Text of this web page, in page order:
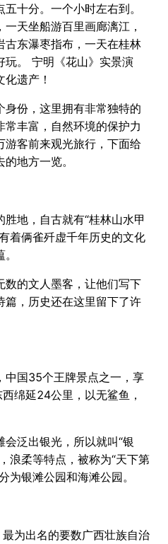
十分。一个小时左右到。
天坐船游百里画廊漓江，
古东瀑枣指布，一天在桂林
玩。 宁明《花山》实景演
遗产！
身份，这里拥有非常独特的
丰富，自然环境的保护力
游客前来观光旅行，下面给
地方一览。
地，自古就有“桂林山水甲
着俩雀歼虚千年历史的文化
数的文人墨客，让他们写下
篇，历史还在这里留下了许
中国35个王牌景点之一，享
绵延24公里，以无鲨鱼，
泛出银光，所以就叫“银
浪柔等特点，被称为“天下第
为银滩公园和海滩公园。
为出名的要数广西壮族自治